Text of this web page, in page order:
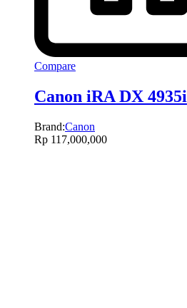
Compare
Canon iRA DX 4935i
Brand:Canon
Rp 117,000,000